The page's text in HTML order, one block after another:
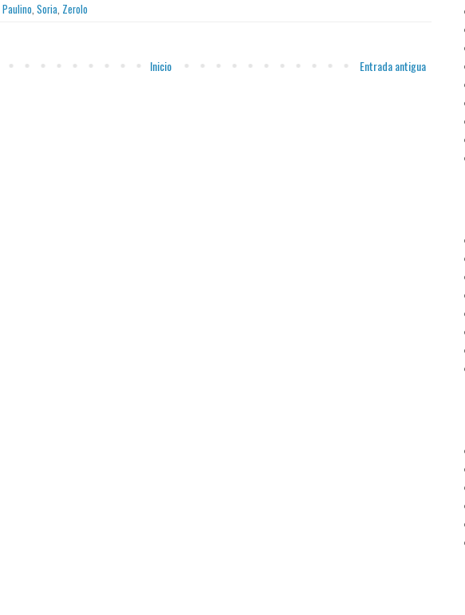
Paulino, Soria, Zerolo
Entrada antigua
Inicio